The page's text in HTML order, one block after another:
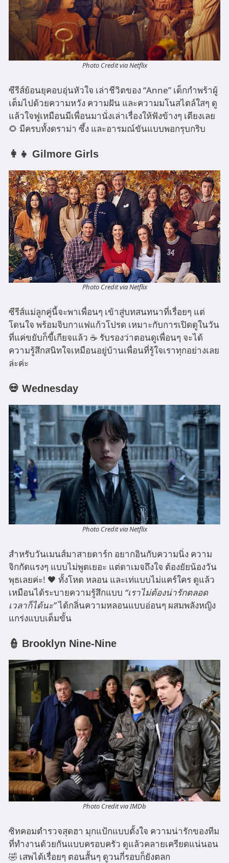
Photo Credit via Netflix
ซีรีส์ย้อนยุคอบอุ่นหัวใจ เล่าชีวิตของ “Anne” เด็กกำพร้าผู้
เต็มไปด้วยความหวัง ความฝัน และความมโนสไตล์ใสๆ ดู
แล้วใจฟูเหมือนมีเพื่อนมานั่งเล่าเรื่องให้ฟังข้างๆ เตียงเลย
🌻 มีครบทั้งดราม่า ซึ้ง และอารมณ์ขันแบบพอกรุบกริบ
👩‍👧 Gilmore Girls
Photo Credit via Netflix
ซีรีส์แม่ลูกคู่นี้จะพาเพื่อนๆ เข้าสู่บทสนทนาที่เรื่อยๆ แต่
โดนใจ พร้อมจิบกาแฟแก้วโปรด เหมาะกับการเปิดดูในวัน
ที่แค่ขยับก็ขี้เกียจแล้ว ☕️ รับรองว่าตอนดูเพื่อนๆ จะได้
ความรู้สึกสนิทใจเหมือนอยู่บ้านเพื่อนที่รู้ใจเราทุกอย่างเลย
ล่ะค่ะ
💀 Wednesday
Photo Credit via Netflix
สำหรับวันเมนส์มาสายดาร์ก อยากอินกับความนิ่ง ความ
จิกกัดแรงๆ แบบไม่พูดเยอะ แต่ดาเมจถึงใจ ต้องยัยน้องวัน
พุธเลยค่ะ! 🖤 ทั้งโหด หลอน และเท่แบบไม่แคร์ใคร ดูแล้ว
เหมือนได้ระบายความรู้สึกแบบ “เราไม่ต้องน่ารักตลอด
เวลาก็ได้นะ”ได้กลิ่นความหลอนแบบอ่อนๆ ผสมพลังหญิง
แกร่งแบบเต็มขั้น
👮 Brooklyn Nine-Nine
Photo Credit via IMDb
ซิทคอมตำรวจสุดฮา มุกแป้กแบบตั้งใจ ความน่ารักของทีม
ที่ทำงานด้วยกันแบบครอบครัว ดูแล้วคลายเครียดแน่นอน
🤣 เสพได้เรื่อยๆ ตอนสั้นๆ ดูวนกี่รอบก็ยังตลก